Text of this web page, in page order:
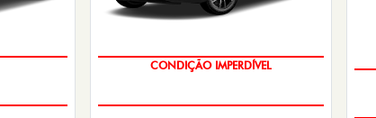
OPORTUNIDADE